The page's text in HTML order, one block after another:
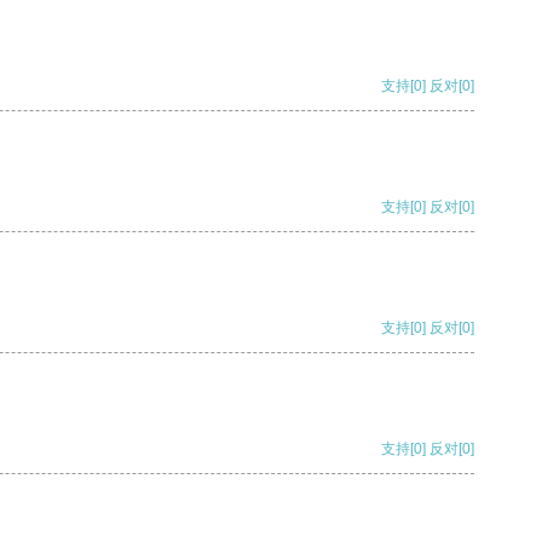
支持[0] 反对[0]
支持[0] 反对[0]
支持[0] 反对[0]
支持[0] 反对[0]